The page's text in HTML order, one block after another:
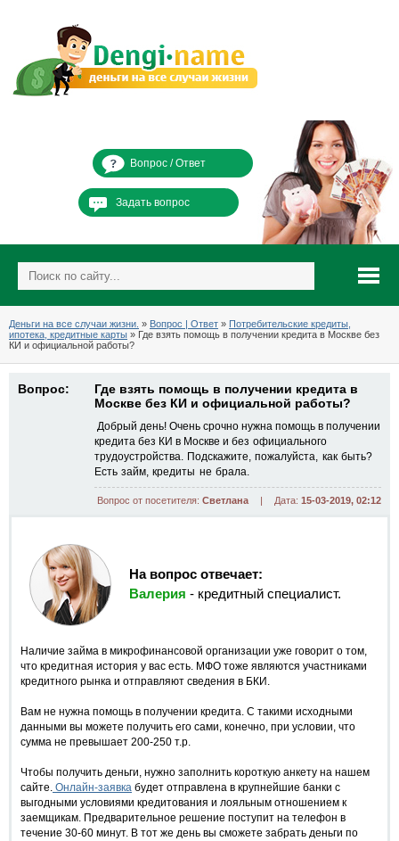
Вопрос / Ответ
Задать вопрос
Деньги на все случаи жизни. » Вопрос | Ответ » Потребительские кредиты,
ипотека, кредитные карты » Где взять помощь в получении кредита в Москве без
КИ и официальной работы?
Вопрос:
Где взять помощь в получении кредита в
Москве без КИ и официальной работы?
Добрый день! Очень срочно нужна помощь в получении
кредита без КИ в Москве и без официального
трудоустройства. Подскажите, пожалуйста, как быть?
Есть займ, кредиты не брала.
Вопрос от посетителя: Светлана | Дата: 15-03-2019, 02:12
На вопрос отвечает:
Валерия - кредитный специалист.
Наличие займа в микрофинансовой организации уже говорит о том,
что кредитная история у вас есть. МФО тоже являются участниками
кредитного рынка и отправляют сведения в БКИ.
Вам не нужна помощь в получении кредита. С такими исходными
данными вы можете получить его сами, конечно, при условии, что
сумма не превышает 200-250 т.р.
Чтобы получить деньги, нужно заполнить короткую анкету на нашем
сайте. Онлайн-заявка будет отправлена в крупнейшие банки с
выгодными условиями кредитования и лояльным отношением к
заемщикам. Предварительное решение поступит на телефон в
течение 30-60 минут. В тот же день вы сможете забрать деньги по